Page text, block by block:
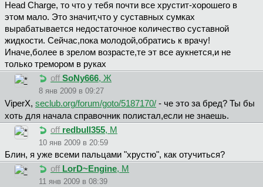
Head Charge, то что у тебя почти все хрустит-хорошего в
этом мало. Это значит,что у суставных сумках
вырабатывается недостаточное количество суставной
жидкости. Сейчас,пока молодой,обратись к врачу!
Иначе,более в зрелом возрасте,те эт все аукнется,и не
только тремором в руках
off SoNy666, Ж
8 янв 2009 в 09:27
ViperX, seclub.org/forum/goto/5187170/ - че это за бред? Ты бы
хоть для начала справочник полистал,если не знаешь.
off redbull355, М
10 янв 2009 в 20:59
Блин, я уже всеми пальцами "хрустю", как отучиться?
off LorD~Engine, М
11 янв 2009 в 08:39